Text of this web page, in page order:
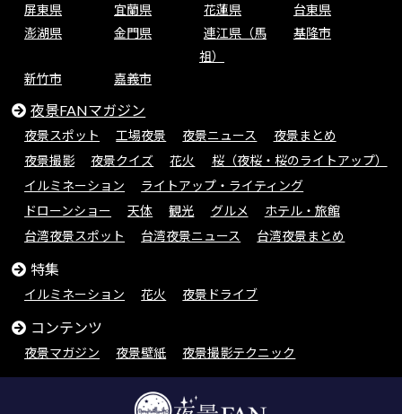
屏東県
宜蘭県 花蓮県
台東県
澎湖県
金門県
連江県（馬
祖）
基隆市
新竹市 嘉義市
夜景FANマガジン
夜景スポット 工場夜景 夜景ニュース
夜景まとめ
夜景撮影
夜景クイズ 花火
桜（夜桜・桜のライトアップ）
イルミネーション
ライトアップ・ライティング
ドローンショー
天体 観光 グルメ
ホテル・旅館
台湾夜景スポット
台湾夜景ニュース 台湾夜景まとめ
特集
イルミネーション 花火 夜景ドライブ
コンテンツ
夜景マガジン 夜景壁紙 夜景撮影テクニック